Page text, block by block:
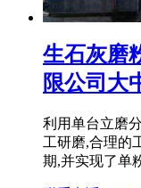
生石灰磨
限公司大
利用单台立磨
工研磨,合理的
期,并实现了单